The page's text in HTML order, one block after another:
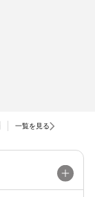
一覧を見る